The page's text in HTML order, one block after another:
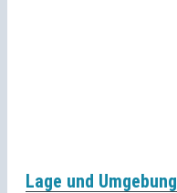
Lage und Umgebung